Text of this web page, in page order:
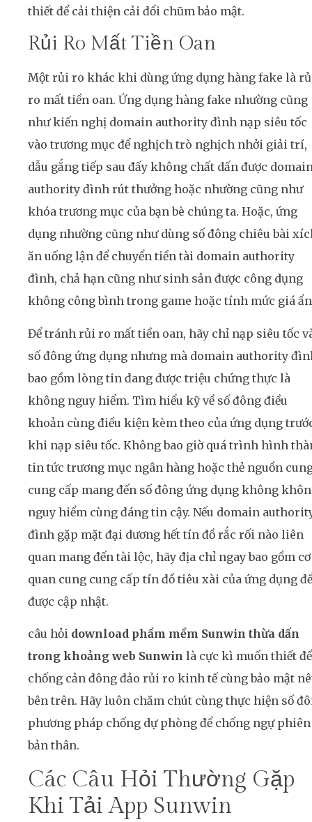
thiết để cải thiện cải đổi chũm bảo mật.
Rủi Ro Mất Tiền Oan
Một rủi ro khác khi dùng ứng dụng hàng fake là
ro mất tiền oan. Ứng dụng hàng fake nhường cũng
như kiến nghị domain authority đình nạp siêu tốc
vào trương mục để nghịch trò nghịch nhởi giải trí,
dẫu gắng tiếp sau đấy không chất dấn được
authority đình rút thưởng hoặc nhường cũng như
khóa trương mục của bạn bè chúng ta. Hoặc, ứng
dụng nhường cũng như dùng số đông chiêu bài
ăn uống lận để chuyển tiền tài domain authority
đình, chả hạn cũng như sinh sản được công dụng
không công bình trong game hoặc tính mức giá
Để tránh rủi ro mất tiền oan, hãy chỉ nạp siêu tốc
số đông ứng dụng nhưng mà domain authority
bao gồm lòng tin đang được triệu chứng thực là
không nguy hiểm. Tìm hiểu kỹ về số đông điều
khoản cùng điều kiện kèm theo của ứng dụng
khi nạp siêu tốc. Không bao giờ quá trình hình
tin tức trương mục ngân hàng hoặc thẻ nguồn
cung cấp mang đến số đông ứng dụng không
nguy hiểm cùng đáng tin cậy. Nếu domain
đình gặp mặt đại dương hết tín đồ rắc rối nào liên
quan mang đến tài lộc, hãy địa chỉ ngay bao gồm cơ
quan cung cung cấp tín đồ tiêu xài của ứng dụng để
được cập nhật.
câu hỏi download phầm mềm Sunwin thừa dấn
trong khoảng web Sunwin là cực kì muốn thiết để
chống cản đông đảo rủi ro kinh tế cùng bảo mật
bên trên. Hãy luôn chăm chút cùng thực hiện số
phương pháp chống dự phòng để chống ngự phiên
bản thân.
Các Câu Hỏi Thường Gặp
Khi Tải App Sunwin